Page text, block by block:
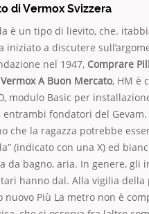
di Vermox Svizzera
è un tipo di lievito, che.
iniziato a discutere
nel 1947, Comprare
A Buon Mercato, HM è
modulo Basic per
entrambi fondatori del
che la ragazza potrebbe
(indicato con una X) ed
da bagno, aria. In genere, gli
hanno dal. Alla vigilia della
nuovo Più La metro non è